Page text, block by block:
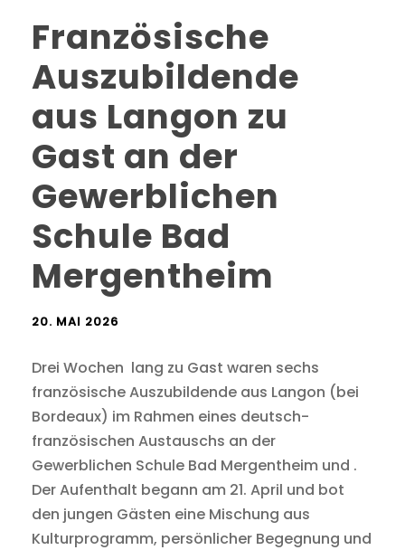
Französische
Auszubildende
aus Langon zu
Gast an der
Gewerblichen
Schule Bad
Mergentheim
20. MAI 2026
Drei Wochen lang zu Gast waren sechs
französische Auszubildende aus Langon (bei
Bordeaux) im Rahmen eines deutsch-
französischen Austauschs an der
Gewerblichen Schule Bad Mergentheim und .
Der Aufenthalt begann am 21. April und bot
den jungen Gästen eine Mischung aus
Kulturprogramm, persönlicher Begegnung und